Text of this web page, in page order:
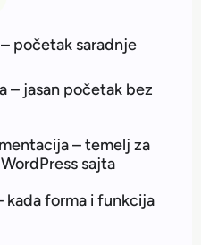
početak saradnje
– jasan početak bez
– temelj za
sajta
kada forma i funkcija